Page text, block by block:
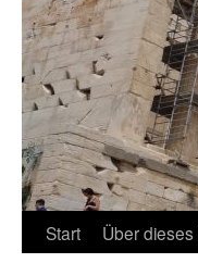
Start Über dieses